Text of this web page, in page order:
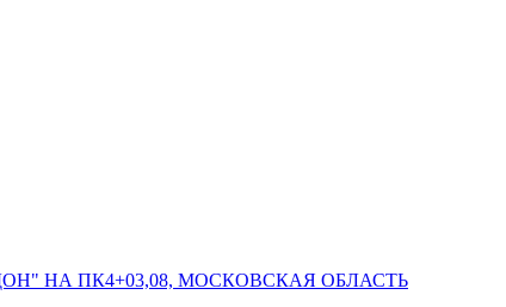
НА ПК4+03,08, МОСКОВСКАЯ ОБЛАСТЬ